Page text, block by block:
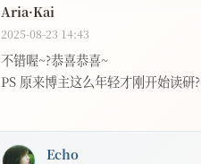
Aria·Kai
2025-08-23 14:43
不错喔~?恭喜恭喜~
PS 原来博主这么年轻才刚开始读研?
Echo